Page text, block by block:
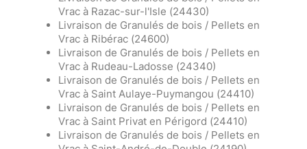
Vrac à Razac-sur-l'Isle (24430)
Livraison de Granulés de bois / Pellets en
Vrac à Ribérac (24600)
Livraison de Granulés de bois / Pellets en
Vrac à Rudeau-Ladosse (24340)
Livraison de Granulés de bois / Pellets en
Vrac à Saint Aulaye-Puymangou (24410)
Livraison de Granulés de bois / Pellets en
Vrac à Saint Privat en Périgord (24410)
Livraison de Granulés de bois / Pellets en